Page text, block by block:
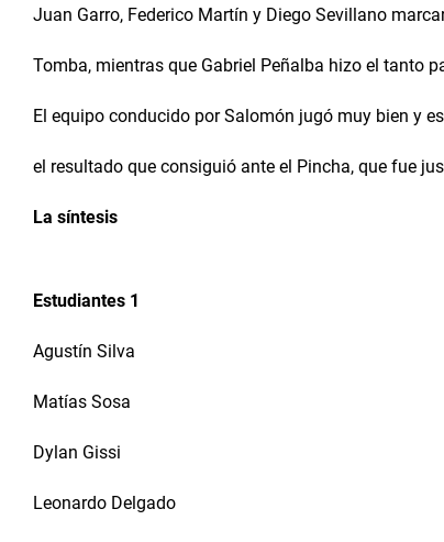
Juan Garro, Federico Martín y Diego Sevillano
Tomba, mientras que Gabriel Peñalba hizo el tanto
El equipo conducido por Salomón jugó muy bien y
el resultado que consiguió ante el Pincha, que fue
La síntesis
Estudiantes 1
Agustín Silva
Matías Sosa
Dylan Gissi
Leonardo Delgado